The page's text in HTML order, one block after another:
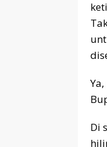
Di